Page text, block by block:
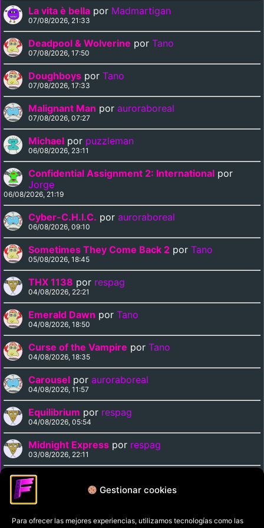
Gestionar cookies
Para ofrecer las mejores experiencias, utilizamos tecnologías como las
La vita è bella por Madmartigan
07/08/2026, 21:33
Deadpool & Wolverine por Tano
07/08/2026, 17:50
Doughboys por Tano
07/08/2026, 17:33
Malignant Man por auroraboreal
07/08/2026, 07:27
Michael por puzzleman
06/08/2026, 23:11
Confidential Assignment 2: International por
Jorge
06/08/2026, 21:19
Cyber-C.H.I.C. por auroraboreal
06/08/2026, 09:10
Sometimes They Come Back 2 por Tano
05/08/2026, 18:45
THX 1138 por respag
04/08/2026, 22:21
Emerald Dawn por Tano
04/08/2026, 18:50
Curse of the Vampire por Tano
04/08/2026, 18:35
Carousel por auroraboreal
04/08/2026, 11:57
Equilibrium por respag
04/08/2026, 05:54
Midnight Express por respag
03/08/2026, 22:11
Magnolia
03/08/2026, 21:29
Política de privacidad